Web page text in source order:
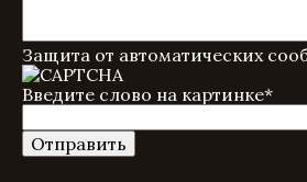
Защита от автоматических
Введите слово на картинке*